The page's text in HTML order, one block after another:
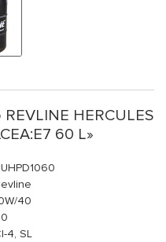
HERCULES
60 L»
40
4, SL